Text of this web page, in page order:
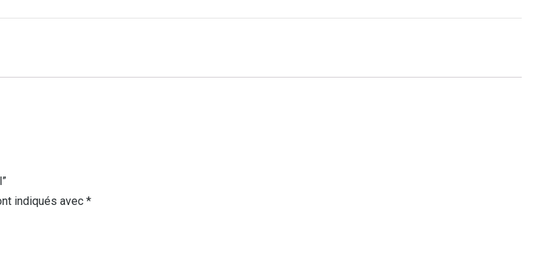
indiqués avec *